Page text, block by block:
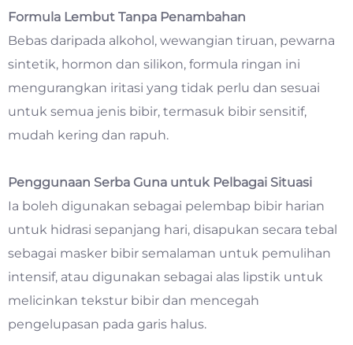
Formula Lembut Tanpa Penambahan
Bebas daripada alkohol, wewangian tiruan, pewarna
sintetik, hormon dan silikon, formula ringan ini
mengurangkan iritasi yang tidak perlu dan sesuai
untuk semua jenis bibir, termasuk bibir sensitif,
mudah kering dan rapuh.
Penggunaan Serba Guna untuk Pelbagai Situasi
Ia boleh digunakan sebagai pelembap bibir harian
untuk hidrasi sepanjang hari, disapukan secara tebal
sebagai masker bibir semalaman untuk pemulihan
intensif, atau digunakan sebagai alas lipstik untuk
melicinkan tekstur bibir dan mencegah
pengelupasan pada garis halus.